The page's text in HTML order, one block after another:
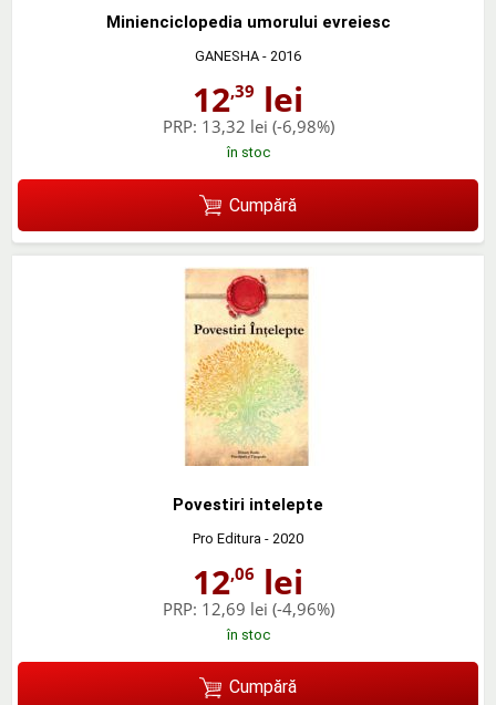
Minienciclopedia umorului evreiesc
GANESHA - 2016
12,39 lei
PRP: 13,32 lei (-6,98%)
în stoc
Cumpără
Povestiri intelepte
Pro Editura - 2020
12,06 lei
PRP: 12,69 lei (-4,96%)
în stoc
Cumpără